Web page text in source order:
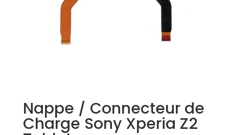
Nappe / Connecteur de
Charge Sony Xperia Z2